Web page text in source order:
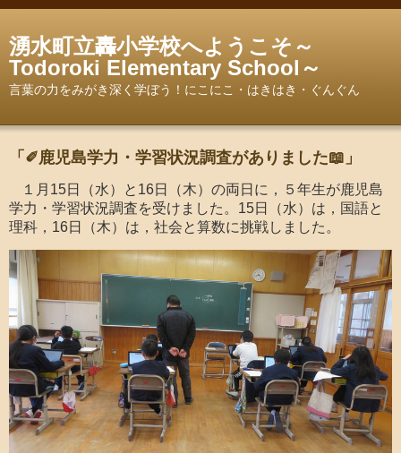
湧水町立轟小学校へようこそ～
Todoroki Elementary School～
言葉の力をみがき深く学ぼう！にこにこ・はきはき・ぐんぐん
「✐鹿児島学力・学習状況調査がありました📖」
１月15日（水）と16日（木）の両日に，５年生が鹿児島
学力・学習状況調査を受けました。15日（水）は，国語と
理科，16日（木）は，社会と算数に挑戦しました。